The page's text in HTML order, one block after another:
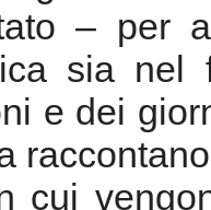
– per
sia nel
e dei
cui